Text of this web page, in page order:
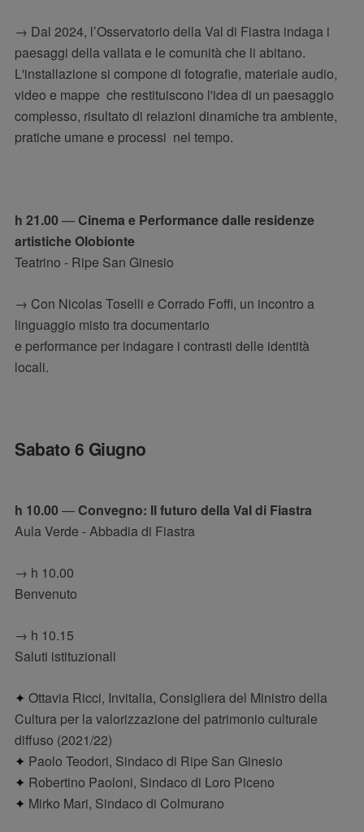
→ Dal 2024, l’Osservatorio della Val di Fiastra indaga i
paesaggi della vallata e le comunità che li abitano.
L'installazione si compone di fotografie, materiale audio,
video e mappe che restituiscono l'idea di un paesaggio
complesso, risultato di relazioni dinamiche tra ambiente,
pratiche umane e processi nel tempo.
h 21.00 — Cinema e Performance dalle residenze
artistiche Olobionte
Teatrino - Ripe San Ginesio
→ Con Nicolas Toselli e Corrado Foffi, un incontro a
linguaggio misto tra documentario
e performance per indagare i contrasti delle identità
locali.
Sabato 6 Giugno
h 10.00 — Convegno: Il futuro della Val di Fiastra
Aula Verde - Abbadia di Fiastra
→ h 10.00
Benvenuto
→ h 10.15
Saluti istituzionali
✦ Ottavia Ricci, Invitalia, Consigliera del Ministro della
Cultura per la valorizzazione del patrimonio culturale
diffuso (2021/22)
✦ Paolo Teodori, Sindaco di Ripe San Ginesio
✦ Robertino Paoloni, Sindaco di Loro Piceno
✦ Mirko Mari, Sindaco di Colmurano